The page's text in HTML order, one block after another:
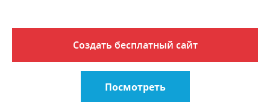
Создать бесплатный сайт
Посмотреть